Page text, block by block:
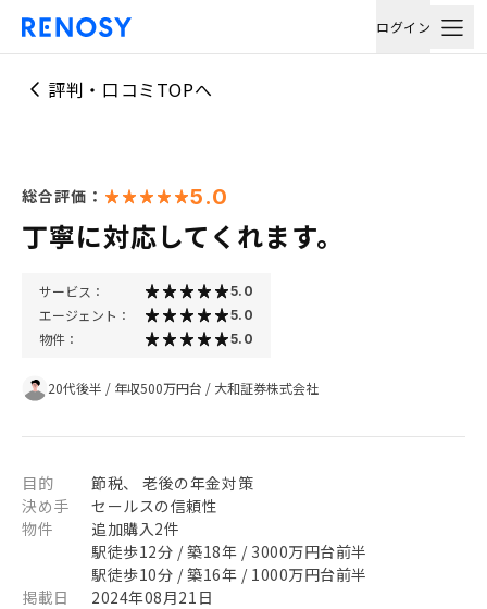
ログイン
評判・口コミTOPへ
総合評価： 5.0
丁寧に対応してくれます。
サービス： 5.0
エージェント： 5.0
物件： 5.0
20代後半 / 年収500万円台 / 大和証券株式会社
目的
節税、 老後の年金対策
決め手
セールスの信頼性
物件
追加購入2件
駅徒歩12分 / 築18年 / 3000万円台前半
駅徒歩10分 / 築16年 / 1000万円台前半
掲載日
2024年08月21日